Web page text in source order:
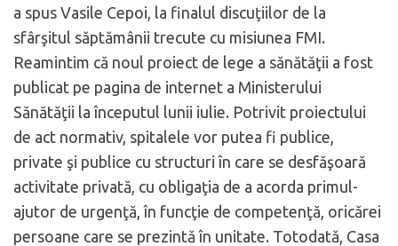
a spus Vasile Cepoi, la finalul discuţiilor de la
sfârşitul săptămânii trecute cu misiunea FMI.
Reamintim că noul proiect de lege a sănătăţii a fost
publicat pe pagina de internet a Ministerului
Sănătăţii la începutul lunii iulie. Potrivit proiectului
de act normativ, spitalele vor putea fi publice,
private şi publice cu structuri în care se desfăşoară
activitate privată, cu obligaţia de a acorda primul-
ajutor de urgenţă, în funcţie de competenţă, oricărei
persoane care se prezintă în unitate. Totodată, Casa